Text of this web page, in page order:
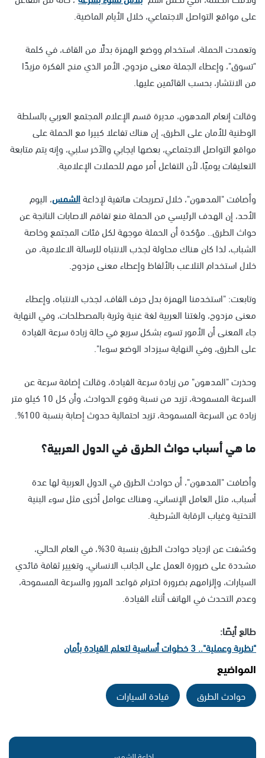
على مواقع التواصل الاجتماعي، خلال الأيام الماضية.
وتعمدت الحملة، استخدام ووضع الهمزة بدلًا من القاف، في كلمة
"تسوق"، وإعطاء الجملة معنى مزدوج، الأمر الذي منح الفكرة مزيدًا
من الانتشار، بحسب القائمين عليها.
وقالت إنعام المدهون، مديرة قسم الإعلام المجتمع العربي بالسلطة
الوطنية للأمان على الطرق، إن هناك تفاعلا كبيرا مع الحملة على
مواقع التواصل الاجتماعي، بعضها ايجابي والآخر سلبي، وإنه يتم متابعة
التعليقات يوميًا، لأن التفاعل أمر مهم للحملات الإعلامية.
وأضافت "المدهون"، خلال تصريحات هاتفية لإذاعةالشمس، اليوم
الأحد، إن الهدف الرئيسي من الحملة منع تفاقم الاصابات الناتجة عن
حواث الطرق.. مؤكدة أن الحملة موجهة لكل فئات المجتمع وخاصة
الشباب، لذا كان هناك محاولة لجذب الانتباه للرسالة الاعلامية، من
خلال استخدام التلاعب بالألفاظ وإعطاء معنى مزدوج.
وتابعت: "استخدمنا الهمزة بدل حرف القاف، لجذب الانتباه، وإعطاء
معنى مزدوج، ولغتنا العربية لغة غنية وثرية بالمصطلحات، وفي النهاية
جاء المعنى أن الأمور تسوء بشكل سريع في حالة زيادة سرعة القيادة
على الطرق، وفي النهاية سيزداد الوضع سوءا".
وحذرت "المدهون" من زيادة سرعة القيادة، وقالت إضافة سرعة عن
السرعة المسموحة، تزيد من نسبة وقوع الحوادث، وأن كل 10 كيلو متر
زيادة عن السرعة المسموحة، تزيد احتمالية حدوث إصابة بنسبة 100%.
ما هي أسباب حواث الطرق في الدول العربية؟
وأضافت "المدهون"، أن حوادث الطرق في الدول العربية لها عدة
أسباب، مثل العامل الإنساني، وهناك عوامل أخرى مثل سوء البنية
التحتية وغياب الرقابة الشرطية.
وكشفت عن ازدياد حوادث الطرق بنسبة 30%، في العام الحالي،
مشددة على ضرورة العمل على الجانب الانساني، وتغيير ثقافة قائدي
السيارات، وإلزامهم بضرورة احترام قواعد المرور والسرعة المسموحة،
وعدم التحدث في الهاتف أثناء القيادة.
طالع أيصًا:
"نظرية وعملية".. 3 خطوات أساسية لتعلم القيادة بأمان
المواضيع
حوادث الطرق قيادة السيارات